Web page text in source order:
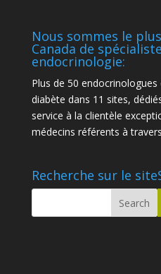
Nous sommes le
Canada de
endocrinologie:
Plus de 50
diabète dans 11 sites,
service à la clientèle
médecins référents à
Recherche sur le site